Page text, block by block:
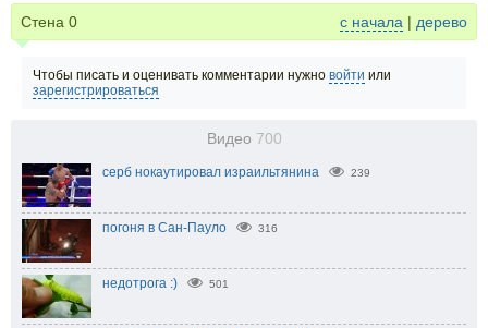
Стена 0 с начала | дерево
Чтобы писать и оценивать комментарии нужно войти или
зарегистрироваться
Видео 700
серб нокаутировал израильтянина 239
погоня в Сан-Пауло 316
недотрога :) 501